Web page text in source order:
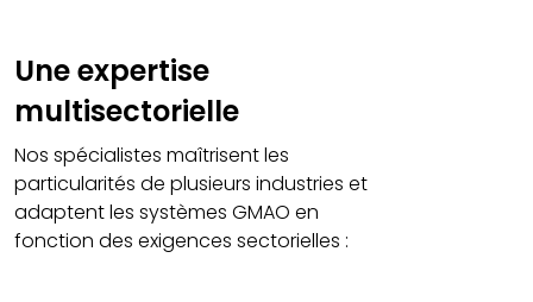
Une expertise
multisectorielle
Nos spécialistes maîtrisent les
particularités de plusieurs industries et
adaptent les systèmes GMAO en
fonction des exigences sectorielles :